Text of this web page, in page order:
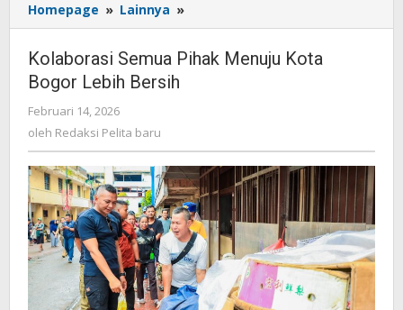
Homepage » Lainnya »
Semua
Pihak
Menuju
Kolaborasi Semua Pihak Menuju Kota
Bogor Lebih Bersih
Februari 14, 2026
Redaksi
baru
oleh Redaksi Pelita baru